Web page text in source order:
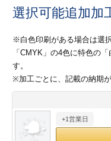
ックカード印刷
業ツール印刷
ィ・販促グッズ
＆盛り上げ印刷
イズ
方法
/送料について
ックカード名刺
ムカード
印刷
型マル型印刷
ー印刷
加工指示ガイド
ックカード
ード印刷
刷
印刷
印刷
り
プル請求
24
25 26 27
2026年 9月
月
1
2 3
14
15 17
22 23 24
選択可能追加加
※白色印刷がある場合は選
「CMYK」の4色に特色の
す。
※加工ごとに、記載の納期が
+1営業日